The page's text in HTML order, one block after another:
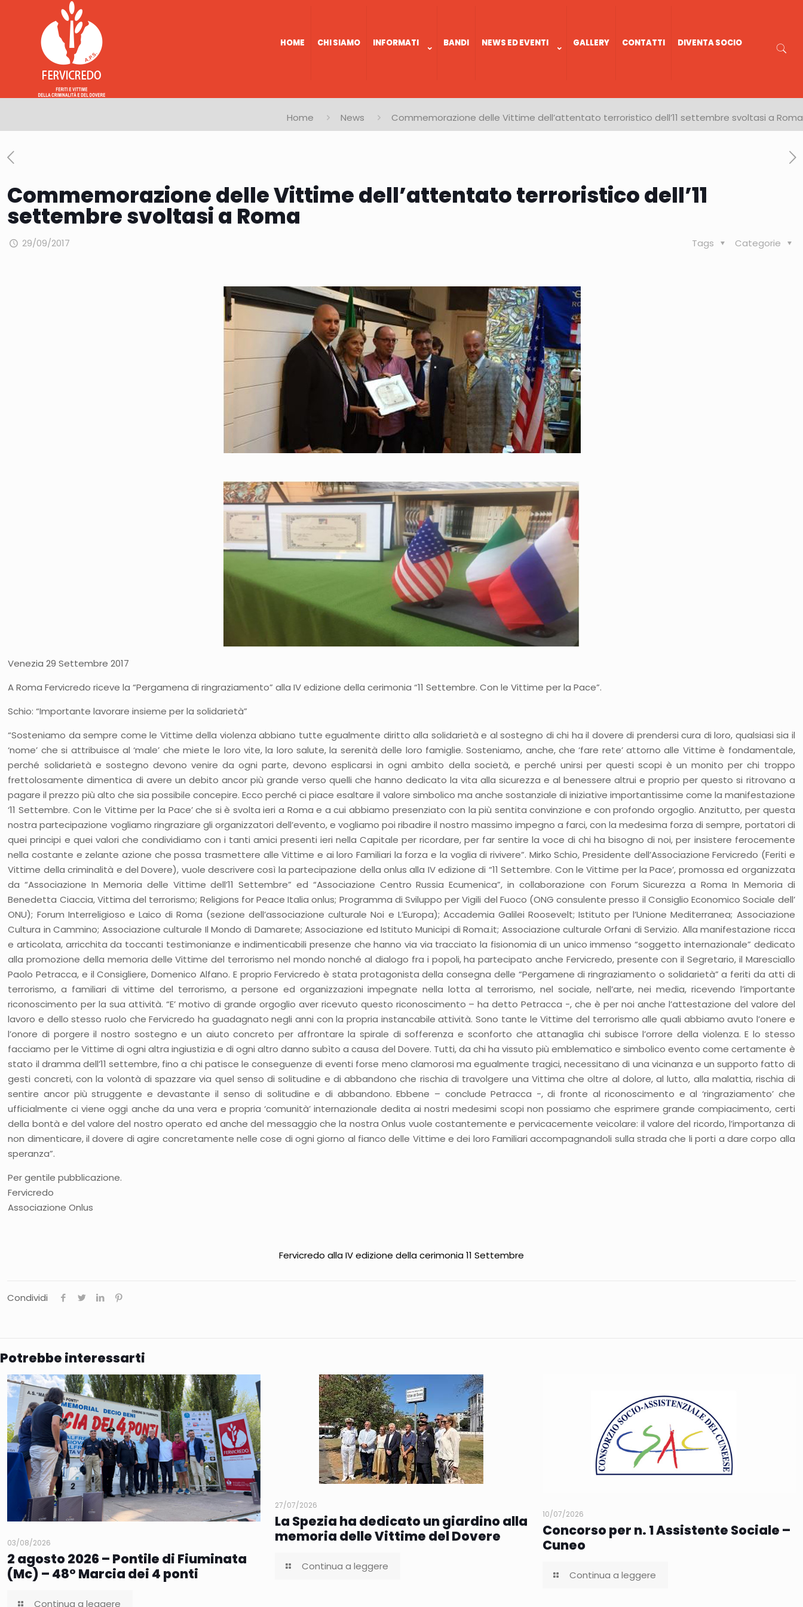
HOME CHI SIAMO INFORMATI BANDI NEWS ED EVENTI GALLERY CONTATTI DIVENTA SOCIO
Home News Commemorazione delle Vittime dell’attentato terroristico dell’11 settembre svoltasi a Roma
Commemorazione delle Vittime dell’attentato terroristico dell’11
settembre svoltasi a Roma
29/09/2017 Categorie
Tags
Venezia 29 Settembre 2017
A Roma Fervicredo riceve la “Pergamena di ringraziamento” alla IV edizione della cerimonia “11 Settembre. Con le Vittime per la Pace”.
Schio: “Importante lavorare insieme per la solidarietà”
“Sosteniamo da sempre come le Vittime della violenza abbiano tutte egualmente diritto alla solidarietà e al sostegno di chi ha il dovere di prendersi cura di loro, qualsiasi sia il
‘nome’ che si attribuisce al ‘male’ che miete le loro vite, la loro salute, la serenità delle loro famiglie. Sosteniamo, anche, che ‘fare rete’ attorno alle Vittime è fondamentale,
perché solidarietà e sostegno devono venire da ogni parte, devono esplicarsi in ogni ambito della società, e perché unirsi per questi scopi è un monito per chi troppo
frettolosamente dimentica di avere un debito ancor più grande verso quelli che hanno dedicato la vita alla sicurezza e al benessere altrui e proprio per questo si ritrovano a
pagare il prezzo più alto che sia possibile concepire. Ecco perché ci piace esaltare il valore simbolico ma anche sostanziale di iniziative importantissime come la manifestazione
‘11 Settembre. Con le Vittime per la Pace’ che si è svolta ieri a Roma e a cui abbiamo presenziato con la più sentita convinzione e con profondo orgoglio. Anzitutto, per questa
nostra partecipazione vogliamo ringraziare gli organizzatori dell’evento, e vogliamo poi ribadire il nostro massimo impegno a farci, con la medesima forza di sempre, portatori di
quei principi e quei valori che condividiamo con i tanti amici presenti ieri nella Capitale per ricordare, per far sentire la voce di chi ha bisogno di noi, per insistere ferocemente
nella costante e zelante azione che possa trasmettere alle Vittime e ai loro Familiari la forza e la voglia di rivivere”. Mirko Schio, Presidente dell’Associazione Fervicredo (Feriti e
Vittime della criminalità e del Dovere), vuole descrivere così la partecipazione della onlus alla IV edizione di “11 Settembre. Con le Vittime per la Pace’, promossa ed organizzata
da “Associazione In Memoria delle Vittime dell’11 Settembre” ed “Associazione Centro Russia Ecumenica”, in collaborazione con Forum Sicurezza a Roma In Memoria di
Benedetta Ciaccia, Vittima del terrorismo; Religions for Peace Italia onlus; Programma di Sviluppo per Vigili del Fuoco (ONG consulente presso il Consiglio Economico Sociale dell’
ONU); Forum Interreligioso e Laico di Roma (sezione dell’associazione culturale Noi e L’Europa); Accademia Galilei Roosevelt; Istituto per l’Unione Mediterranea; Associazione
Cultura in Cammino; Associazione culturale Il Mondo di Damarete; Associazione ed Istituto Municipi di Roma.it; Associazione culturale Orfani di Servizio. Alla manifestazione ricca
e articolata, arricchita da toccanti testimonianze e indimenticabili presenze che hanno via via tracciato la fisionomia di un unico immenso “soggetto internazionale” dedicato
alla promozione della memoria delle Vittime del terrorismo nel mondo nonché al dialogo fra i popoli, ha partecipato anche Fervicredo, presente con il Segretario, il Maresciallo
Paolo Petracca, e il Consigliere, Domenico Alfano. E proprio Fervicredo è stata protagonista della consegna delle “Pergamene di ringraziamento o solidarietà” a feriti da atti di
terrorismo, a familiari di vittime del terrorismo, a persone ed organizzazioni impegnate nella lotta al terrorismo, nel sociale, nell’arte, nei media, ricevendo l’importante
riconoscimento per la sua attività. “E’ motivo di grande orgoglio aver ricevuto questo riconoscimento – ha detto Petracca -, che è per noi anche l’attestazione del valore del
lavoro e dello stesso ruolo che Fervicredo ha guadagnato negli anni con la propria instancabile attività. Sono tante le Vittime del terrorismo alle quali abbiamo avuto l’onere e
l’onore di porgere il nostro sostegno e un aiuto concreto per affrontare la spirale di sofferenza e sconforto che attanaglia chi subisce l’orrore della violenza. E lo stesso
facciamo per le Vittime di ogni altra ingiustizia e di ogni altro danno subìto a causa del Dovere. Tutti, da chi ha vissuto più emblematico e simbolico evento come certamente è
stato il dramma dell’11 settembre, fino a chi patisce le conseguenze di eventi forse meno clamorosi ma egualmente tragici, necessitano di una vicinanza e un supporto fatto di
gesti concreti, con la volontà di spazzare via quel senso di solitudine e di abbandono che rischia di travolgere una Vittima che oltre al dolore, al lutto, alla malattia, rischia di
sentire ancor più struggente e devastante il senso di solitudine e di abbandono. Ebbene – conclude Petracca -, di fronte al riconoscimento e al ‘ringraziamento’ che
ufficialmente ci viene oggi anche da una vera e propria ‘comunità’ internazionale dedita ai nostri medesimi scopi non possiamo che esprimere grande compiacimento, certi
della bontà e del valore del nostro operato ed anche del messaggio che la nostra Onlus vuole costantemente e pervicacemente veicolare: il valore del ricordo, l’importanza di
non dimenticare, il dovere di agire concretamente nelle cose di ogni giorno al fianco delle Vittime e dei loro Familiari accompagnandoli sulla strada che li porti a dare corpo alla
speranza”.
Per gentile pubblicazione.
Fervicredo
Associazione Onlus
Fervicredo alla IV edizione della cerimonia 11 Settembre
Condividi
Potrebbe interessarti
03/08/2026
2 agosto 2026 – Pontile di Fiuminata
(Mc) – 48° Marcia dei 4 ponti
Continua a leggere
27/07/2026
La Spezia ha dedicato un giardino alla
memoria delle Vittime del Dovere
Continua a leggere
10/07/2026
Concorso per n. 1 Assistente Sociale –
Cuneo
Continua a leggere